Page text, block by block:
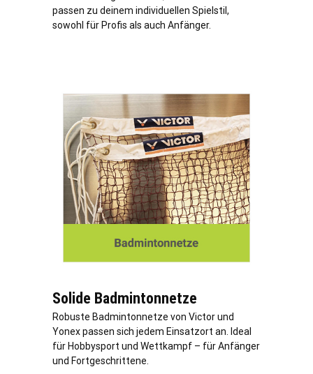
passen zu deinem individuellen Spielstil,
sowohl für Profis als auch Anfänger.
Solide Badmintonnetze
Robuste Badmintonnetze von Victor und
Yonex passen sich jedem Einsatzort an. Ideal
für Hobbysport und Wettkampf – für Anfänger
und Fortgeschrittene.